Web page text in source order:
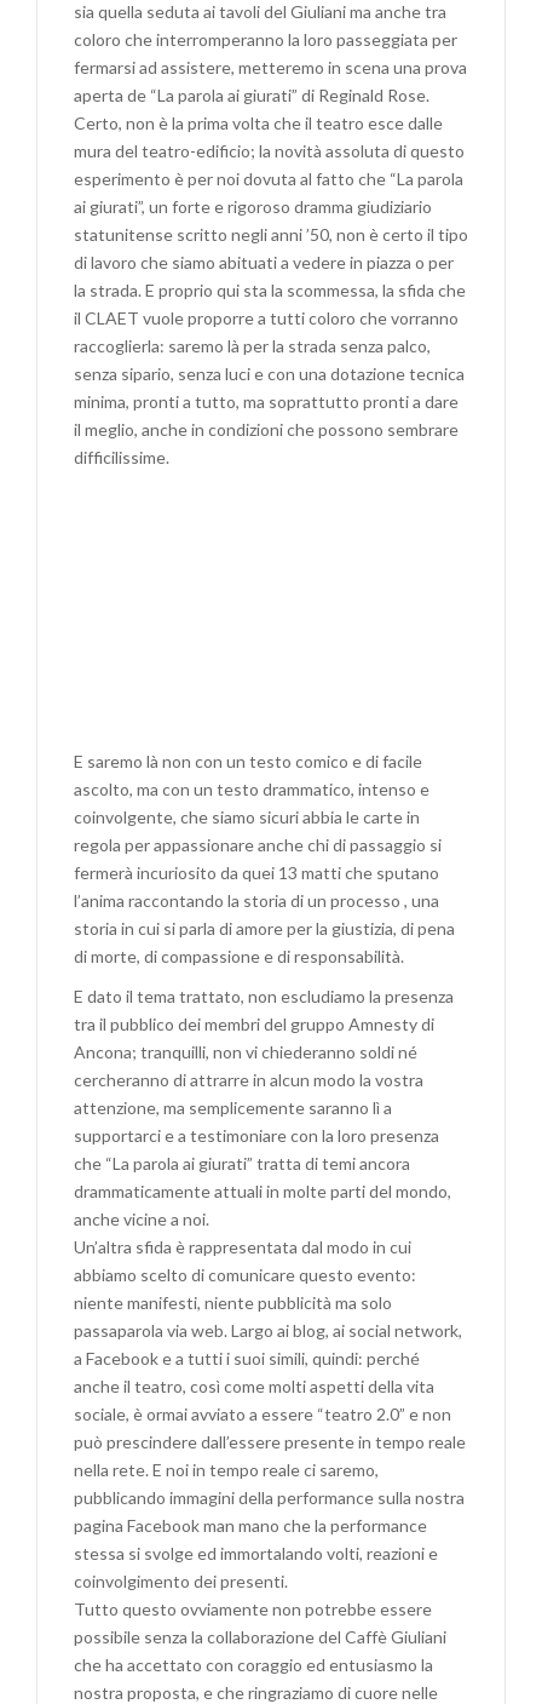
sia quella seduta ai tavoli del Giuliani ma anche tra
coloro che interromperanno la loro passeggiata per
fermarsi ad assistere, metteremo in scena una prova
aperta de “La parola ai giurati” di Reginald Rose.
Certo, non è la prima volta che il teatro esce dalle
mura del teatro-edificio; la novità assoluta di questo
esperimento è per noi dovuta al fatto che “La parola
ai giurati”, un forte e rigoroso dramma giudiziario
statunitense scritto negli anni ’50, non è certo il tipo
di lavoro che siamo abituati a vedere in piazza o per
la strada. E proprio qui sta la scommessa, la sfida che
il CLAET vuole proporre a tutti coloro che vorranno
raccoglierla: saremo là per la strada senza palco,
senza sipario, senza luci e con una dotazione tecnica
minima, pronti a tutto, ma soprattutto pronti a dare
il meglio, anche in condizioni che possono sembrare
difficilissime.
E saremo là non con un testo comico e di facile
ascolto, ma con un testo drammatico, intenso e
coinvolgente, che siamo sicuri abbia le carte in
regola per appassionare anche chi di passaggio si
fermerà incuriosito da quei 13 matti che sputano
l’anima raccontando la storia di un processo , una
storia in cui si parla di amore per la giustizia, di pena
di morte, di compassione e di responsabilità.
E dato il tema trattato, non escludiamo la presenza
tra il pubblico dei membri del gruppo Amnesty di
Ancona; tranquilli, non vi chiederanno soldi né
cercheranno di attrarre in alcun modo la vostra
attenzione, ma semplicemente saranno lì a
supportarci e a testimoniare con la loro presenza
che “La parola ai giurati” tratta di temi ancora
drammaticamente attuali in molte parti del mondo,
anche vicine a noi.
Un’altra sfida è rappresentata dal modo in cui
abbiamo scelto di comunicare questo evento:
niente manifesti, niente pubblicità ma solo
passaparola via web. Largo ai blog, ai social network,
a Facebook e a tutti i suoi simili, quindi: perché
anche il teatro, così come molti aspetti della vita
sociale, è ormai avviato a essere “teatro 2.0” e non
può prescindere dall’essere presente in tempo reale
nella rete. E noi in tempo reale ci saremo,
pubblicando immagini della performance sulla nostra
pagina Facebook man mano che la performance
stessa si svolge ed immortalando volti, reazioni e
coinvolgimento dei presenti.
Tutto questo ovviamente non potrebbe essere
possibile senza la collaborazione del Caffè Giuliani
che ha accettato con coraggio ed entusiasmo la
nostra proposta, e che ringraziamo di cuore nelle